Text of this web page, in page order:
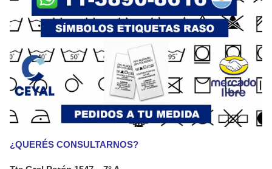
¿QUERÉS CONSULTARNOS?